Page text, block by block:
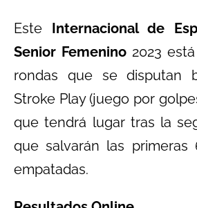
Este Internacional de
Senior Femenino2023
rondas que se disputan
Stroke Play (juego por
que tendrá lugar tras la
que salvarán las primeras
empatadas.